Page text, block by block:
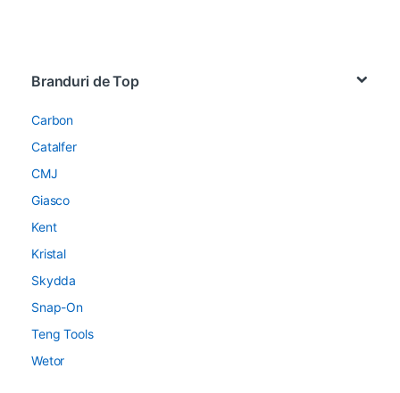
Branduri de Top
Carbon
Catalfer
CMJ
Giasco
Kent
Kristal
Skydda
Snap-On
Teng Tools
Wetor